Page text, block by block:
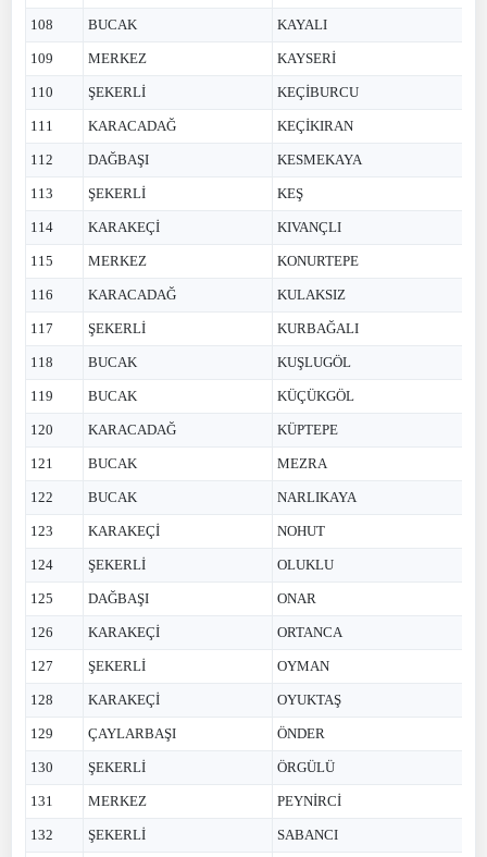
108 BUCAK KAYALI
109 MERKEZ KAYSERİ
110 ŞEKERLİ KEÇİBURCU
111 KARACADAĞ KEÇİKIRAN
112 DAĞBAŞI KESMEKAYA
113 ŞEKERLİ KEŞ
114 KARAKEÇİ KIVANÇLI
115 MERKEZ KONURTEPE
116 KARACADAĞ KULAKSIZ
117 ŞEKERLİ KURBAĞALI
118 BUCAK KUŞLUGÖL
119 BUCAK KÜÇÜKGÖL
120 KARACADAĞ KÜPTEPE
121 BUCAK MEZRA
122 BUCAK NARLIKAYA
123 KARAKEÇİ NOHUT
124 ŞEKERLİ OLUKLU
125 DAĞBAŞI ONAR
126 KARAKEÇİ ORTANCA
127 ŞEKERLİ OYMAN
128 KARAKEÇİ OYUKTAŞ
129 ÇAYLARBAŞI ÖNDER
130 ŞEKERLİ ÖRGÜLÜ
131 MERKEZ PEYNİRCİ
132 ŞEKERLİ SABANCI